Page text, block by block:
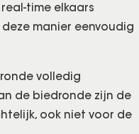
time elkaars
manier eenvoudig
volledig
de biedronde zijn de
ook niet voor de